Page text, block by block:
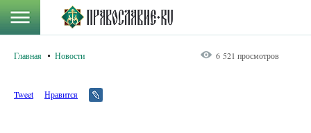
Главная Новости 6 521 просмотров
Tweet Нравится